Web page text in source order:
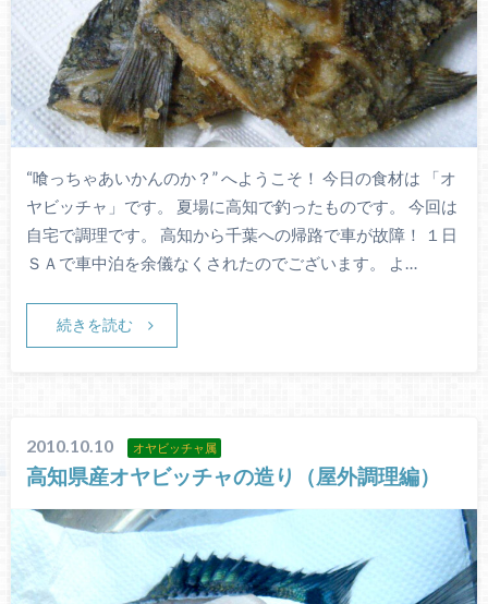
“喰っちゃあいかんのか？” へようこそ！ 今日の食材は 「オ
ヤビッチャ」です。 夏場に高知で釣ったものです。 今回は
自宅で調理です。 高知から千葉への帰路で車が故障！ １日
ＳＡで車中泊を余儀なくされたのでございます。 よ…
続きを読む
2010.10.10 オヤビッチャ属
高知県産オヤビッチャの造り（屋外調理編）